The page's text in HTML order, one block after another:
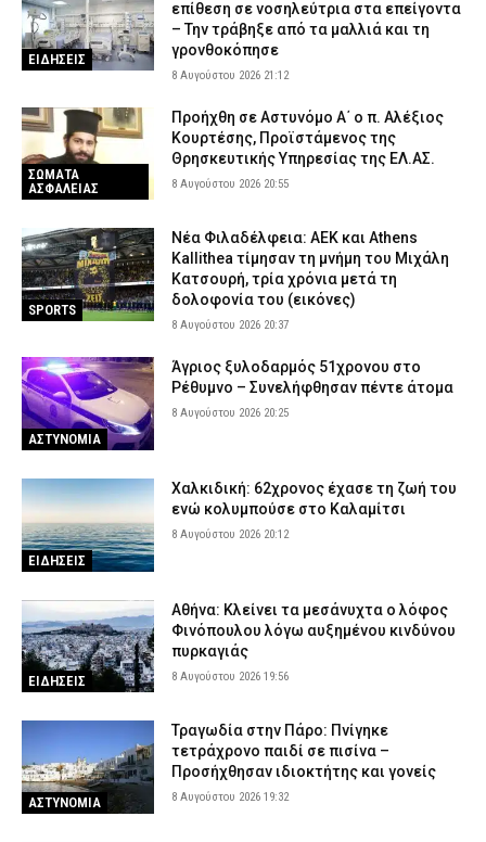
ΕΙΔΗΣΕΙΣ
επίθεση σε νοσηλεύτρια στα επείγοντα
– Την τράβηξε από τα μαλλιά και τη
γρονθοκόπησε
8 Αυγούστου 2026 21:12
ΣΩΜΑΤΑ
ΑΣΦΑΛΕΙΑΣ
Προήχθη σε Αστυνόμο Α΄ ο π. Αλέξιος
Κουρτέσης, Προϊστάμενος της
Θρησκευτικής Υπηρεσίας της ΕΛ.ΑΣ.
8 Αυγούστου 2026 20:55
SPORTS
Νέα Φιλαδέλφεια: ΑΕΚ και Athens
Kallithea τίμησαν τη μνήμη του Μιχάλη
Κατσουρή, τρία χρόνια μετά τη
δολοφονία του (εικόνες)
8 Αυγούστου 2026 20:37
ΑΣΤΥΝΟΜΙΑ
Άγριος ξυλοδαρμός 51χρονου στο
Ρέθυμνο – Συνελήφθησαν πέντε άτομα
8 Αυγούστου 2026 20:25
ΕΙΔΗΣΕΙΣ
Χαλκιδική: 62χρονος έχασε τη ζωή του
ενώ κολυμπούσε στο Καλαμίτσι
8 Αυγούστου 2026 20:12
ΕΙΔΗΣΕΙΣ
Αθήνα: Κλείνει τα μεσάνυχτα ο λόφος
Φινόπουλου λόγω αυξημένου κινδύνου
πυρκαγιάς
8 Αυγούστου 2026 19:56
ΑΣΤΥΝΟΜΙΑ
Τραγωδία στην Πάρο: Πνίγηκε
τετράχρονο παιδί σε πισίνα –
Προσήχθησαν ιδιοκτήτης και γονείς
8 Αυγούστου 2026 19:32